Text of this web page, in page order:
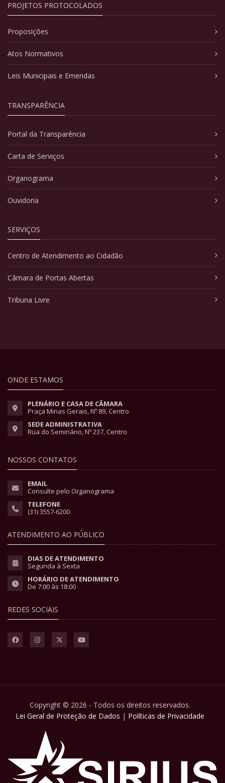
PROJETOS PROTOCOLADOS
Proposições
Atos Normativos
Leis Municipais e Emendas
TRANSPARÊNCIA
Portal da Transparência
Carta de Serviços
Organograma
Ouvidoria
SERVIÇOS
Centro de Atendimento ao Cidadão
Câmara de Portas Abertas
Tribuna Livre
ONDE ESTAMOS
PLENÁRIO E CASA DE CÂMARA
Praça Minas Gerais, Nº 89, Centro
SEDE ADMINISTRATIVA
Rua do Seminário, Nº 237, Centro
NOSSOS CONTATOS
EMAIL
Consulte pelo Organograma
TELEFONE
(31) 3557-6200
ATENDIMENTO AO PÚBLICO
DIAS DE ATENDIMENTO
Segunda à Sexta
HORÁRIO DE ATENDIMENTO
De 7:00 às 18:00
REDES SOCIAIS
Copyright © 2026 - Todos os direitos reservados.
Lei Geral de Proteção de Dados | Políticas de Privacidade